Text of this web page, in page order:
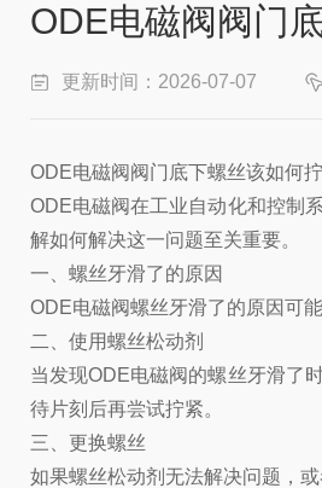
ODE电磁阀阀门
更新时间：2026-07-07
ODE电磁阀阀门底下螺丝该如何
ODE电磁阀在工业自动化和控制
解如何解决这一问题至关重要。
一、螺丝牙滑了的原因
ODE电磁阀螺丝牙滑了的原因可
二、使用螺丝松动剂
当发现ODE电磁阀的螺丝牙滑了
待片刻后再尝试拧紧。
三、更换螺丝
如果螺丝松动剂无法解决问题，